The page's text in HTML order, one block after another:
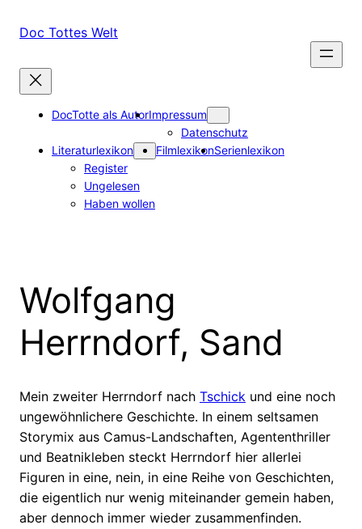
InhaltDoc Tottes Welt
DocTotte als AutorImpressum
Datenschutz
Literaturlexikon
Register
Ungelesen
Haben wollen
FilmlexikonSerienlexikon
Wolfgang
Herrndorf, Sand
Mein zweiter Herrndorf nach Tschick und eine noch
ungewöhnlichere Geschichte. In einem seltsamen
Storymix aus Camus-Landschaften, Agententhriller
und Beatnikleben steckt Herrndorf hier allerlei
Figuren in eine, nein, in eine Reihe von Geschichten,
die eigentlich nur wenig miteinander gemein haben,
aber dennoch immer wieder zusammenfinden.